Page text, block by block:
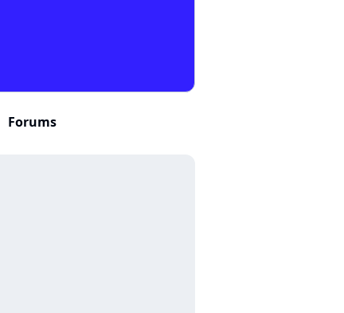
Forums